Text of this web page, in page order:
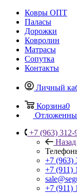
Ковры ОПТ
Паласы
Дорожки
Ковролин
Матрасы
Сопутка
Контакты
Личный
Корзина0
+7 (963) 312-
Назад
+7 (963)
+7 (911)
+7 (911)